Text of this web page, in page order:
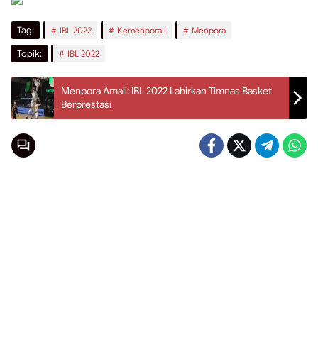
Tag: IBL 2022 Kemenpora I Menpora
Topik: IBL 2022
Menpora Amali: IBL 2022 Lahirkan Timnas Basket
Berprestasi